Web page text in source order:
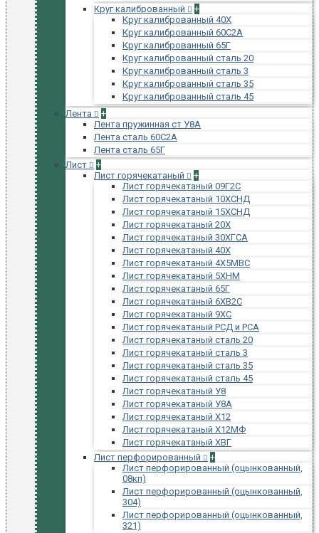
Круг калиброванный
+
Круг калиброванный 40Х
Круг калиброванный 60С2А
Круг калиброванный 65Г
Круг калиброванный сталь 20
Круг калиброванный сталь 3
Круг калиброванный сталь 35
Круг калиброванный сталь 45
Лента
+
Лента пружинная ст У8А
Лента сталь 60С2А
Лента сталь 65Г
Лист
+
Лист горячекатаный
+
Лист горячекатаный 09Г2С
Лист горячекатаный 10ХСНД
Лист горячекатаный 15ХСНД
Лист горячекатаный 20Х
Лист горячекатаный 30ХГСА
Лист горячекатаный 40Х
Лист горячекатаный 4Х5МВС
Лист горячекатаный 5ХНМ
Лист горячекатаный 65Г
Лист горячекатаный 6ХВ2С
Лист горячекатаный 9ХС
Лист горячекатаный РСД и РСА
Лист горячекатаный сталь 20
Лист горячекатаный сталь 3
Лист горячекатаный сталь 35
Лист горячекатаный сталь 45
Лист горячекатаный У8
Лист горячекатаный У8А
Лист горячекатаный Х12
Лист горячекатаный Х12МФ
Лист горячекатаный ХВГ
Лист перфорированный
+
Лист перфорированный (оцынкованный,
08кп)
Лист перфорированный (оцынкованный,
304)
Лист перфорированный (оцынкованный,
321)